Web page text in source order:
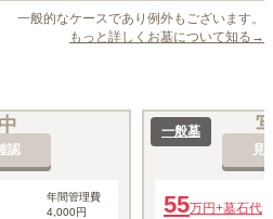
一般的なケースであり例外もございます。
もっと詳しくお墓について知る→
認
年間管理費
4,000円
見
一般墓
55万円+墓石代